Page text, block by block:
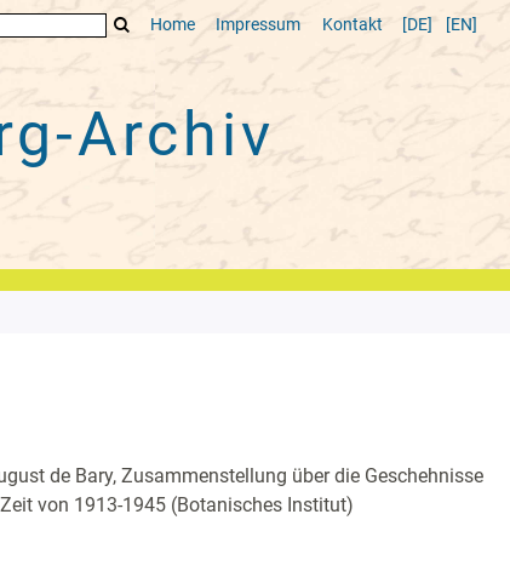
Home Impressum Kontakt [DE] [EN]
Archiv
de Bary, Zusammenstellung über die Geschehnisse
von 1913-1945 (Botanisches Institut)